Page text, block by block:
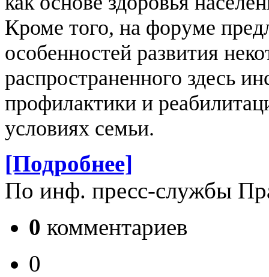
Кроме того, на форуме
особенностей развития
распространенного здесь
профилактики и
условиях семьи.
[Подробнее]
По инф. пресс-службы
0 комментариев
0